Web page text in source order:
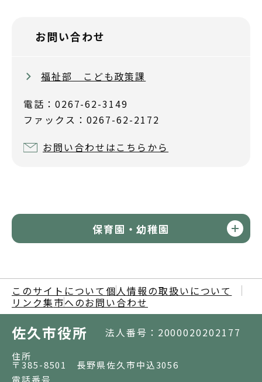
お問い合わせ
福祉部 こども政策課
電話：0267-62-3149
ファックス：0267-62-2172
お問い合わせはこちらから
保育園・幼稚園
このサイトについて 個人情報の取扱いについて
リンク集市へのお問い合わせ
佐久市役所 法人番号：2000020202177
住所
〒385-8501 長野県佐久市中込3056
電話番号